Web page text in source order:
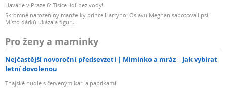
Havárie v Praze 6: Tisíce lidí bez vody!
Skromné narozeniny manželky prince Harryho: Oslavu Meghan sabotovali psi!
Místo dárků ukázala figuru
Pro ženy a maminky
Nejčastější novoroční předsevzetí Miminko a mráz
Jak vybírat
letní dovolenou
Thajské nudle s červeným kari a paprikami